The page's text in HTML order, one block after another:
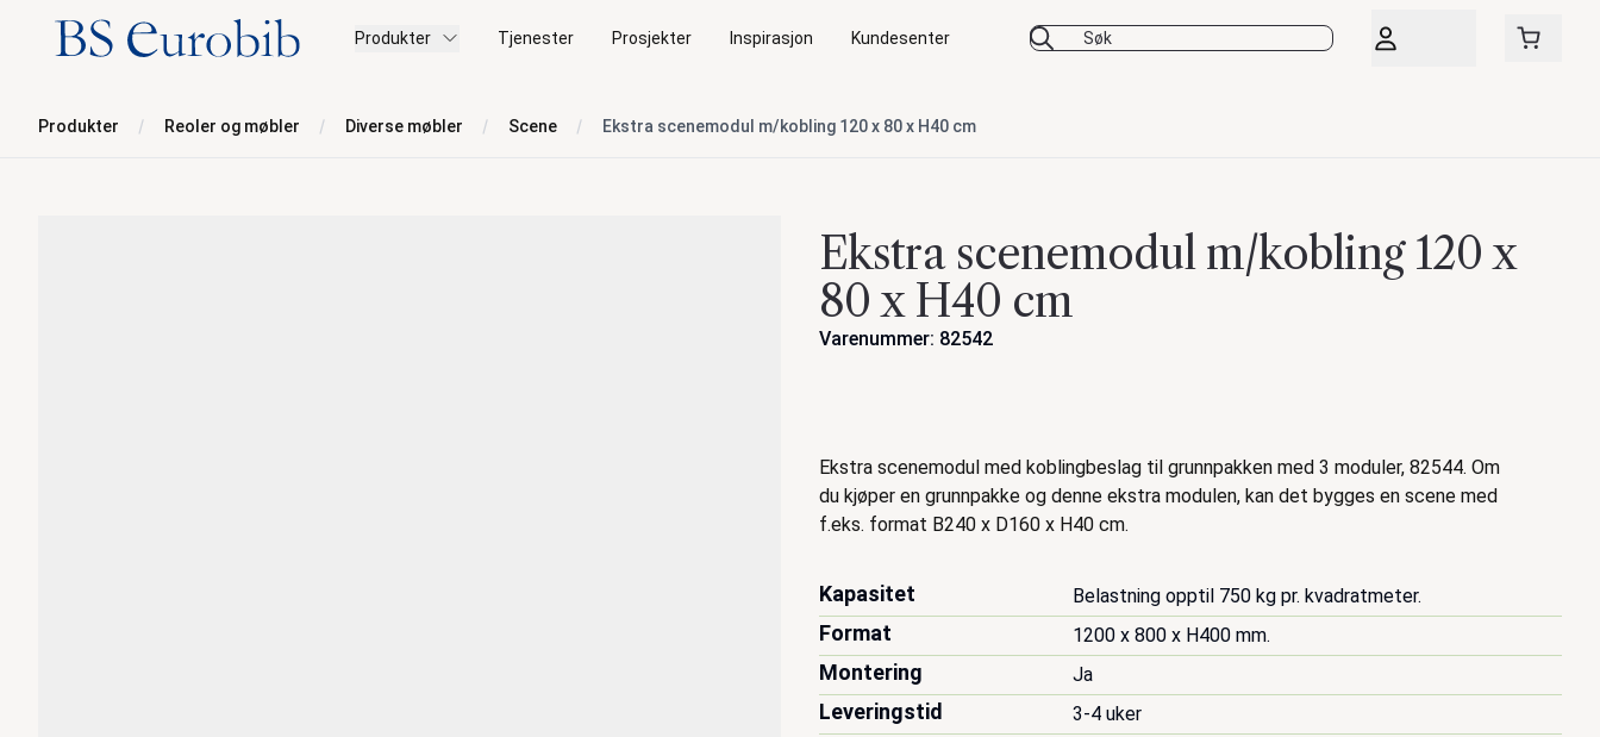
BS Eurobib Produkter Tjenester Prosjekter Inspirasjon Kundesenter
Produkter Reoler og møbler Diverse møbler Scene Ekstra scenemodul m/kobling 120 x 80 x H40 cm
Ekstra scenemodul m/kobling 120 x
80 x H40 cm
Varenummer: 82542
Beskrivelse
Ekstra scenemodul med koblingbeslag til grunnpakken med 3 moduler, 82544. Om
du kjøper en grunnpakke og denne ekstra modulen, kan det bygges en scene med
f.eks. format B240 x D160 x H40 cm.
Kapasitet Belastning opptil 750 kg pr. kvadratmeter.
Format 1200 x 800 x H400 mm.
Montering Ja
Leveringstid 3-4 uker